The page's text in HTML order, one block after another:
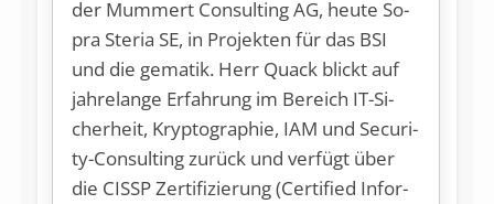
der Mum­mert Con­sul­ting AG, heu­te So­
pra Ste­ria SE, in Pro­jek­ten für das BSI
und die ge­ma­tik. Herr Quack blickt auf
jah­re­lan­ge Er­fah­rung im Be­reich IT-Si­
cher­heit, Kryp­to­gra­phie, IAM und Se­cu­ri­
ty-Con­sul­ting zu­rück und ver­fügt über
die CISSP Zer­ti­fi­zie­rung (Cer­ti­fied In­for­